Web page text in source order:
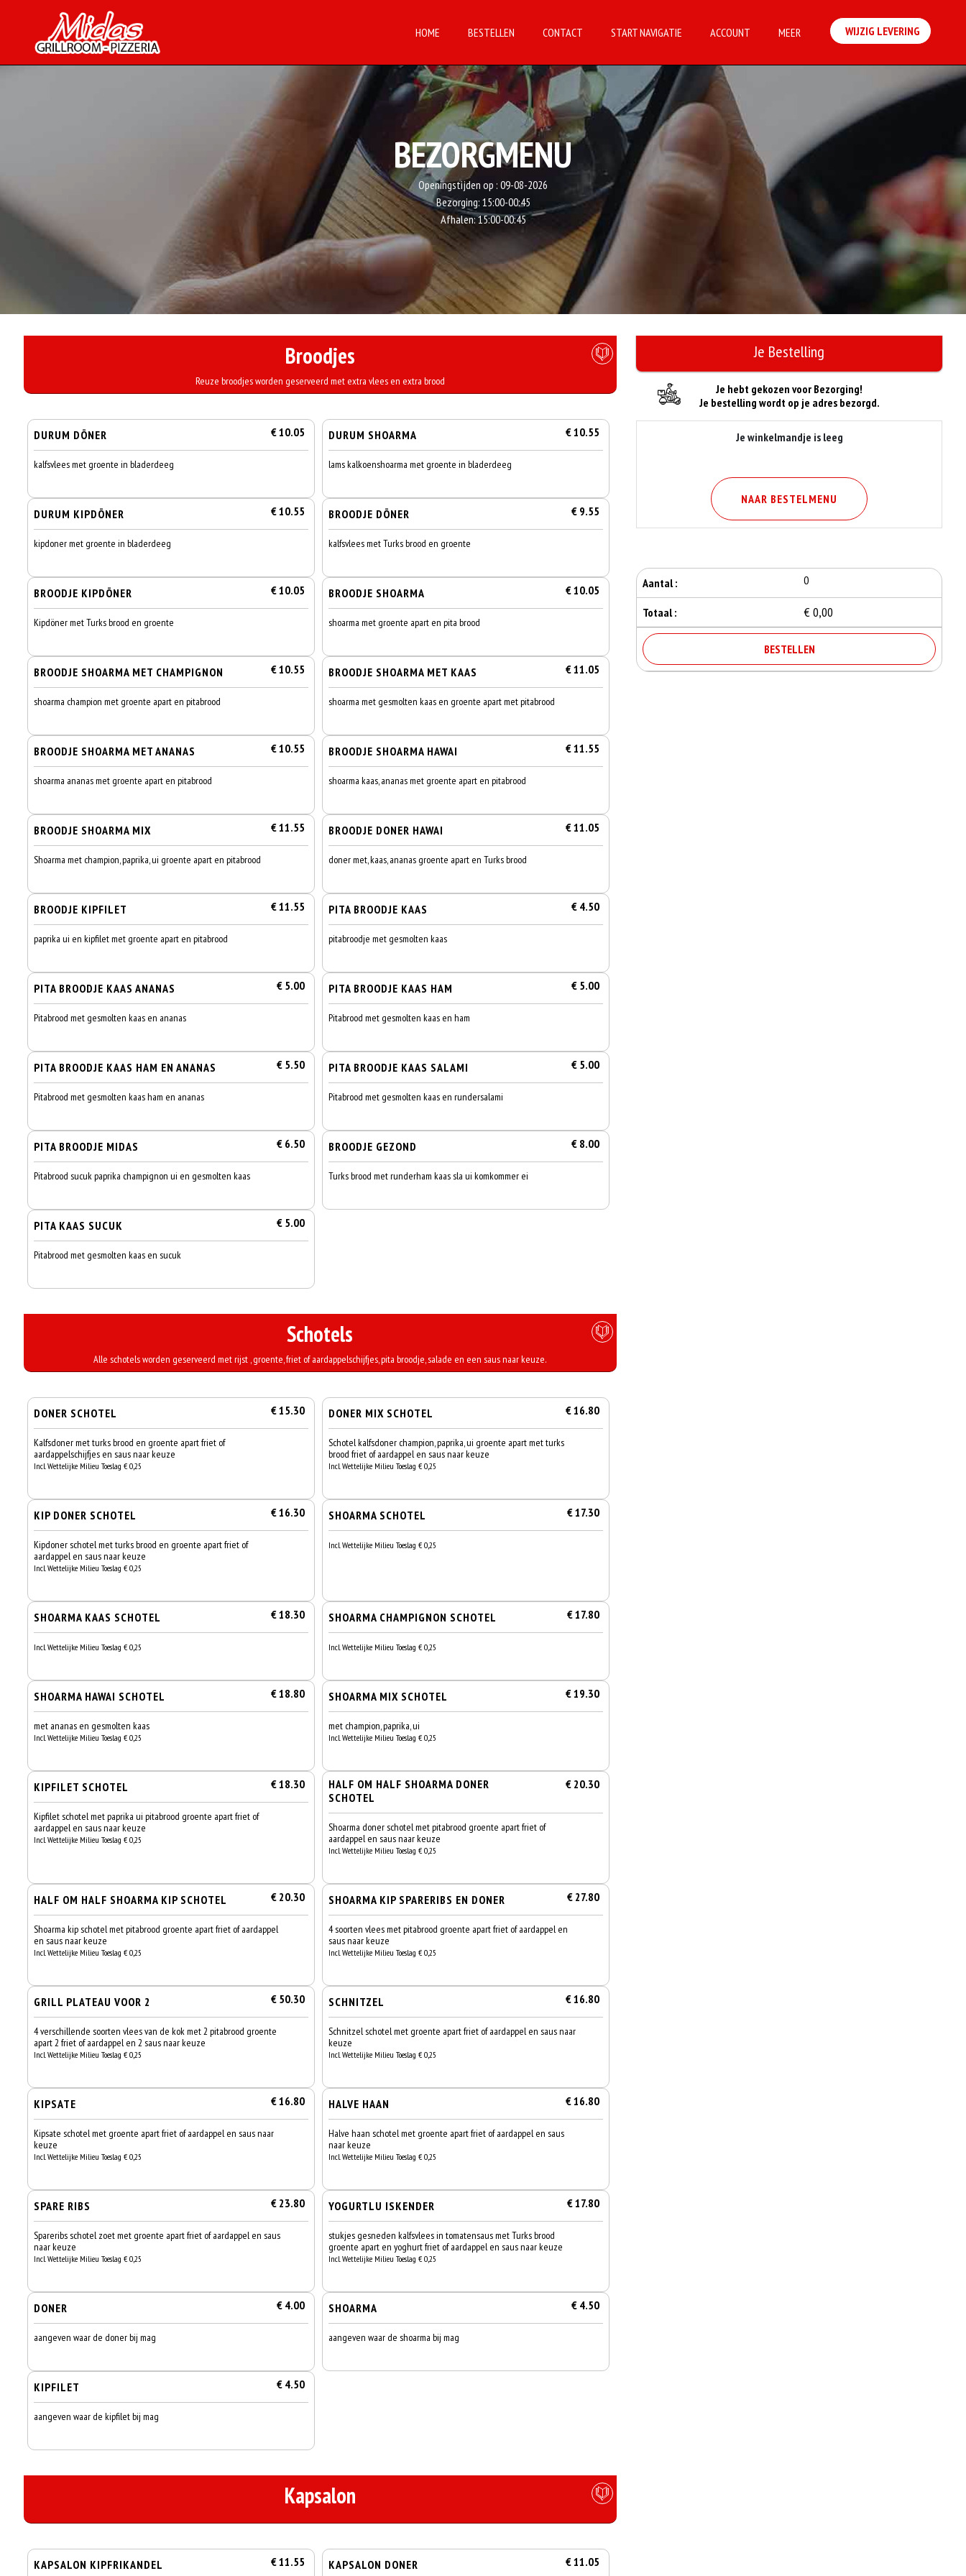
HOME BESTELLEN CONTACT START NAVIGATIE ACCOUNT MEER WIJZIG LEVERING
BEZORGMENU
Openingstijden op : 09-08-2026
Bezorging: 15:00-00:45
Afhalen:15:00-00:45
Broodjes
Reuze broodjes worden geserveerd met extra vlees en extra brood
DURUM DÖNER € 10.05
kalfsvlees met groente in bladerdeeg
DURUM SHOARMA € 10.55
lams kalkoenshoarma met groente in bladerdeeg
DURUM KIPDÖNER € 10.55
kipdoner met groente in bladerdeeg
BROODJE DÖNER € 9.55
kalfsvlees met Turks brood en groente
BROODJE KIPDÖNER € 10.05
Kipdöner met Turks brood en groente
BROODJE SHOARMA € 10.05
shoarma met groente apart en pita brood
BROODJE SHOARMA MET CHAMPIGNON € 10.55
shoarma champion met groente apart en pitabrood
BROODJE SHOARMA MET KAAS € 11.05
shoarma met gesmolten kaas en groente apart met pitabrood
BROODJE SHOARMA MET ANANAS € 10.55
shoarma ananas met groente apart en pitabrood
BROODJE SHOARMA HAWAI € 11.55
shoarma kaas, ananas met groente apart en pitabrood
BROODJE SHOARMA MIX € 11.55
Shoarma met champion, paprika, ui groente apart en pitabrood
BROODJE DONER HAWAI € 11.05
doner met, kaas, ananas groente apart en Turks brood
BROODJE KIPFILET € 11.55
paprika ui en kipfilet met groente apart en pitabrood
PITA BROODJE KAAS € 4.50
pitabroodje met gesmolten kaas
PITA BROODJE KAAS ANANAS € 5.00
Pitabrood met gesmolten kaas en ananas
PITA BROODJE KAAS HAM € 5.00
Pitabrood met gesmolten kaas en ham
PITA BROODJE KAAS HAM EN ANANAS € 5.50
Pitabrood met gesmolten kaas ham en ananas
PITA BROODJE KAAS SALAMI € 5.00
Pitabrood met gesmolten kaas en rundersalami
PITA BROODJE MIDAS € 6.50
Pitabrood sucuk paprika champignon ui en gesmolten kaas
BROODJE GEZOND € 8.00
Turks brood met runderham kaas sla ui komkommer ei
PITA KAAS SUCUK € 5.00
Pitabrood met gesmolten kaas en sucuk
Schotels
Alle schotels worden geserveerd met rijst , groente, friet of aardappelschijfjes, pita broodje, salade en een saus naar keuze.
DONER SCHOTEL € 15.30
Kalfsdoner met turks brood en groente apart friet of
aardappelschijfjes en saus naar keuze
Incl. Wettelijke Milieu Toeslag € 0,25
DONER MIX SCHOTEL € 16.80
Schotel kalfsdoner champion, paprika, ui groente apart met turks
brood friet of aardappel en saus naar keuze
Incl. Wettelijke Milieu Toeslag € 0,25
KIP DONER SCHOTEL € 16.30
Kipdoner schotel met turks brood en groente apart friet of
aardappel en saus naar keuze
Incl. Wettelijke Milieu Toeslag € 0,25
SHOARMA SCHOTEL € 17.30
Incl. Wettelijke Milieu Toeslag € 0,25
SHOARMA KAAS SCHOTEL € 18.30
Incl. Wettelijke Milieu Toeslag € 0,25
SHOARMA CHAMPIGNON SCHOTEL € 17.80
Incl. Wettelijke Milieu Toeslag € 0,25
SHOARMA HAWAI SCHOTEL € 18.80
met ananas en gesmolten kaas
Incl. Wettelijke Milieu Toeslag € 0,25
SHOARMA MIX SCHOTEL € 19.30
met champion, paprika, ui
Incl. Wettelijke Milieu Toeslag € 0,25
KIPFILET SCHOTEL € 18.30
Kipfilet schotel met paprika ui pitabrood groente apart friet of
aardappel en saus naar keuze
Incl. Wettelijke Milieu Toeslag € 0,25
HALF OM HALF SHOARMA DONER
SCHOTEL
€ 20.30
Shoarma doner schotel met pitabrood groente apart friet of
aardappel en saus naar keuze
Incl. Wettelijke Milieu Toeslag € 0,25
HALF OM HALF SHOARMA KIP SCHOTEL € 20.30
Shoarma kip schotel met pitabrood groente apart friet of aardappel
en saus naar keuze
Incl. Wettelijke Milieu Toeslag € 0,25
SHOARMA KIP SPARERIBS EN DONER € 27.80
4 soorten vlees met pitabrood groente apart friet of aardappel en
saus naar keuze
Incl. Wettelijke Milieu Toeslag € 0,25
GRILL PLATEAU VOOR 2 € 50.30
4 verschillende soorten vlees van de kok met 2 pitabrood groente
apart 2 friet of aardappel en 2 saus naar keuze
Incl. Wettelijke Milieu Toeslag € 0,25
SCHNITZEL € 16.80
Schnitzel schotel met groente apart friet of aardappel en saus naar
keuze
Incl. Wettelijke Milieu Toeslag € 0,25
KIPSATE € 16.80
Kipsate schotel met groente apart friet of aardappel en saus naar
keuze
Incl. Wettelijke Milieu Toeslag € 0,25
HALVE HAAN € 16.80
Halve haan schotel met groente apart friet of aardappel en saus
naar keuze
Incl. Wettelijke Milieu Toeslag € 0,25
SPARE RIBS € 23.80
Spareribs schotel zoet met groente apart friet of aardappel en saus
naar keuze
Incl. Wettelijke Milieu Toeslag € 0,25
YOGURTLU ISKENDER € 17.80
stukjes gesneden kalfsvlees in tomatensaus met Turks brood
groente apart en yoghurt friet of aardappel en saus naar keuze
Incl. Wettelijke Milieu Toeslag € 0,25
DONER € 4.00
aangeven waar de doner bij mag
SHOARMA € 4.50
aangeven waar de shoarma bij mag
KIPFILET € 4.50
aangeven waar de kipfilet bij mag
Kapsalon
KAPSALON KIPFRIKANDEL € 11.55 KAPSALON DONER € 11.05
Je hebt gekozen voor Bezorging!
Je bestelling wordt op je adres bezorgd.
Je winkelmandje is leeg
NAAR BESTELMENU
Aantal : 0
Totaal : € 0,00
BESTELLEN
Je Bestelling